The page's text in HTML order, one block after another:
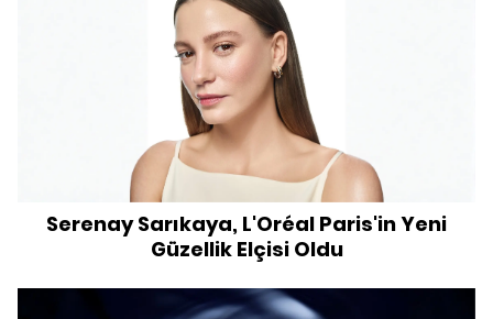
Serenay Sarıkaya, L'Oréal Paris'in Yeni
Güzellik Elçisi Oldu